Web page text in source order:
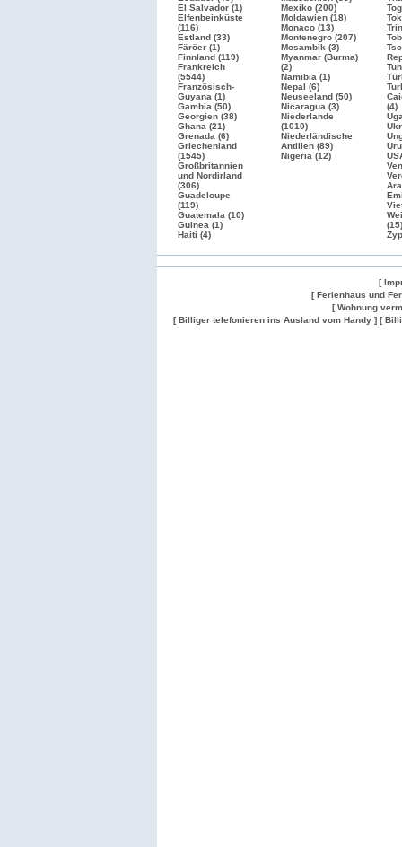
El Salvador (1)
Elfenbeinküste
(116)
Estland (33)
Färöer (1)
Finnland (119)
Frankreich
(5544)
Französisch-
Guyana (1)
Gambia (50)
Georgien (38)
Ghana (21)
Grenada (6)
Griechenland
(1545)
Großbritannien
und Nordirland
(306)
Guadeloupe
(119)
Guatemala (10)
Guinea (1)
Haiti (4)
Mexiko (200)
Moldawien (18)
Monaco (13)
Montenegro (207)
Mosambik (3)
Myanmar (Burma)
(2)
Namibia (1)
Nepal (6)
Neuseeland (50)
Nicaragua (3)
Niederlande
(1010)
Niederländische
Antillen (89)
Nigeria (12)
(4)
(15)
[
[ Ferienhaus und
[ Wohnung
[ Billiger telefonieren ins Ausland vom Handy ] [